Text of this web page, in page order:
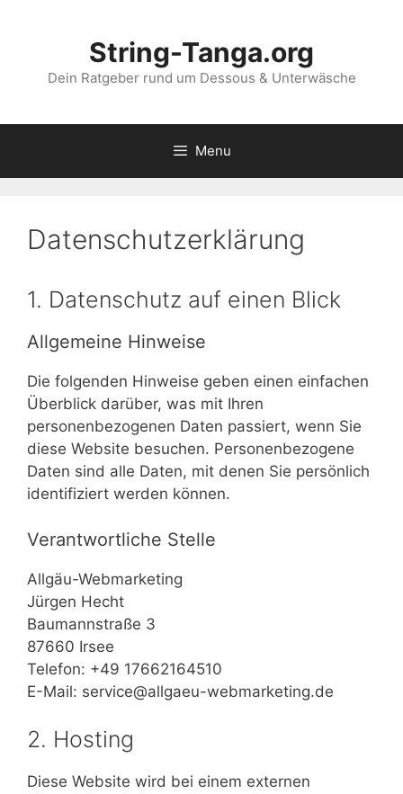
String-Tanga.org
Dein Ratgeber rund um Dessous & Unterwäsche
Menu
Datenschutzerklärung
1. Datenschutz auf einen Blick
Allgemeine Hinweise
Die folgenden Hinweise geben einen einfachen
Überblick darüber, was mit Ihren
personenbezogenen Daten passiert, wenn Sie
diese Website besuchen. Personenbezogene
Daten sind alle Daten, mit denen Sie persönlich
identifiziert werden können.
Verantwortliche Stelle
Allgäu-Webmarketing
Jürgen Hecht
Baumannstraße 3
87660 Irsee
Telefon: +49 17662164510
E-Mail: service@allgaeu-webmarketing.de
2. Hosting
Diese Website wird bei einem externen